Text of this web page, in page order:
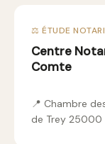
⚖️ ÉTUDE
Centre
Comte
📍 Chambre
de Trey 25000